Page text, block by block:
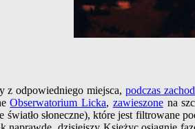
z odpowiedniego miejsca, podczas
Obserwatorium Licka, zawieszonena
światło słoneczne), które jest filtrowane